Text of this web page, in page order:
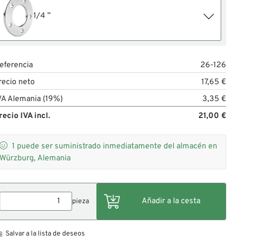
1/4 ”
26-126
neto
17,65 €
Alemania (19%)
3,35 €
IVA incl.
21,00 €
 1 puede ser suministrado inmediatamente del almacén en
Würzburg, Alemania
pieza
Salvar a la lista de deseos